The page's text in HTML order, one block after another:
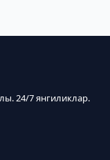
24/7 янгиликлар.